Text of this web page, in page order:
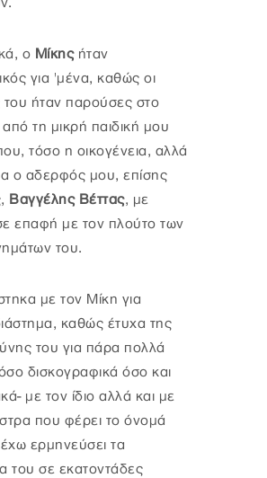
ο Μίκηςήταν
για 'μένα, καθώς οι
του ήταν παρούσες στο
από τη μικρή παιδική μου
τόσο η οικογένεια, αλλά
ο αδερφός μου, επίσης
Βαγγέλης Βέττας, με
επαφή με τον πλούτο των
του.
με τον Μίκη για
καθώς έτυχα της
του για πάρα πολλά
δισκογραφικά όσο και
με τον ίδιο αλλά και με
που φέρει το όνομά
ερμηνεύσει τα
του σε εκατοντάδες